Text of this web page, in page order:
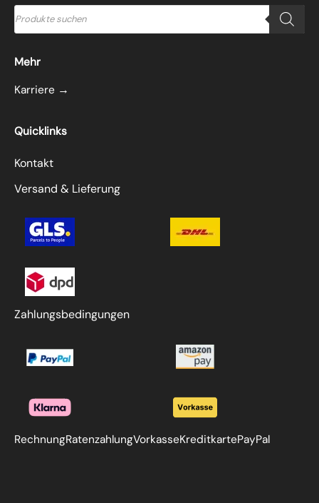
Products
search
Mehr
Karriere →
Quicklinks
Kontakt
Versand & Lieferung
Zahlungsbedingungen
RechnungRatenzahlungVorkasseKreditkartePayPal